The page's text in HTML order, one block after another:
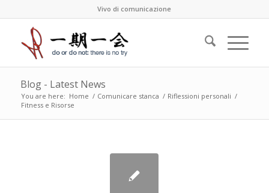
Vivo di comunicazione
Blog - Latest News
You are here: Home / Comunicare stanca / Riflessioni personali /
Fitness e Risorse